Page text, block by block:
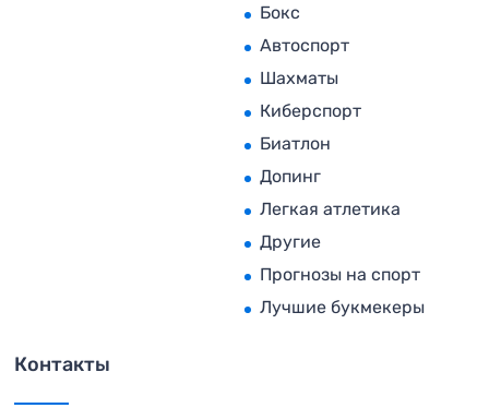
Бокс
Автоспорт
Шахматы
Киберспорт
Биатлон
Допинг
Легкая атлетика
Другие
Прогнозы на спорт
Лучшие букмекеры
Контакты